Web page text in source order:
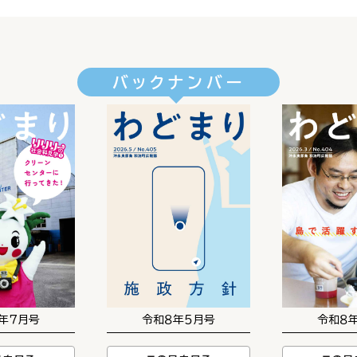
バックナンバー
７月号 令和８年５月号 令和８